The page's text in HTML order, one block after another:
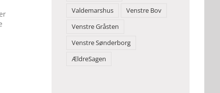
Valdemarshus
Venstre Bov
Venstre Gråsten
Venstre Sønderborg
ÆldreSagen